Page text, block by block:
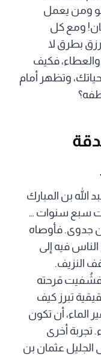
ومن يعمل
ومع كل
بطرق لا
فكيف
وتظهر أمام
الله بن المبارك
سبع سنوات …
جدوى. فأوصاه
الناس فيه إلى
النزيف.
فشُفيت قرحته
تبرز كيف
الماء، أن تكون
تجربة أخرى
الجليل عثمان بن